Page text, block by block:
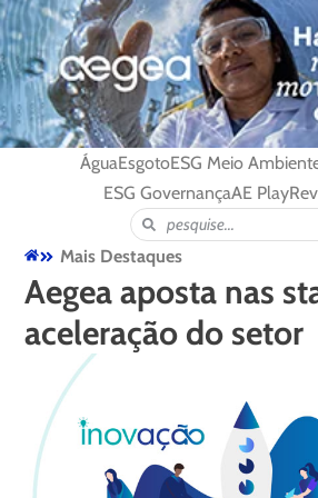
ÁguaEsgotoESG Meio
ESG GovernançaAE Play
Mais Destaques
Aegea aposta nas
aceleração do setor